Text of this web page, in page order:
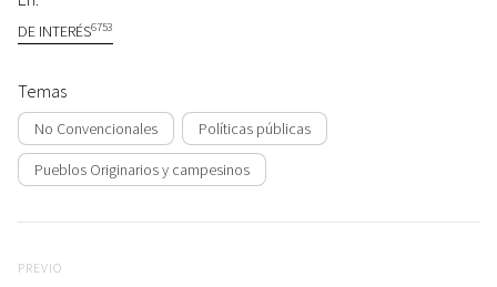
DE INTERÉS6753
Temas
No Convencionales Políticas públicas
Pueblos Originarios y campesinos
Previo
PREVIO